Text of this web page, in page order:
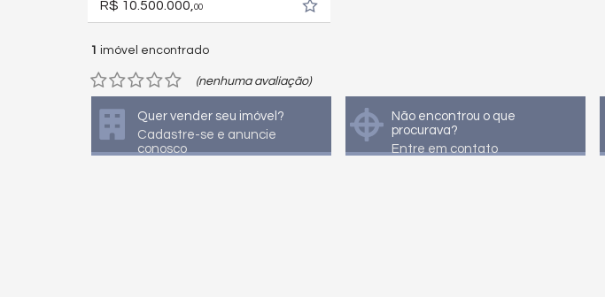
R$ 10.500.000, 00
1 imóvel encontrado
(nenhuma avaliação)
Quer vender seu imóvel?
Cadastre-se e anuncie
conosco
Não encontrou o que
procurava?
Entre em contato